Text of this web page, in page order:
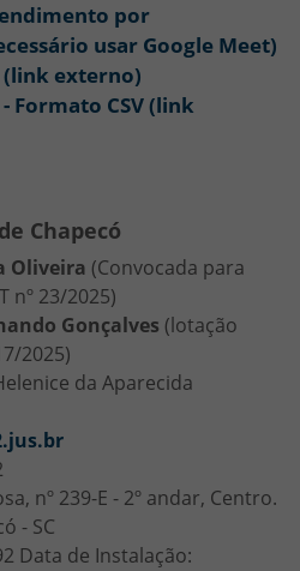
por
usar Google Meet)
(link externo)
Formato CSV (link
Chapecó
Oliveira (Convocada para
nº 23/2025)
Gonçalves (lotação
2025)
da Aparecida
nº 239-E - 2º andar, Centro.
- SC
Data de Instalação: